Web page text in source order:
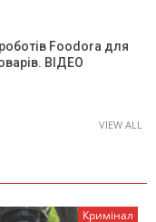
Foodora для
ВІДЕО
VIEW ALL
Кримінал